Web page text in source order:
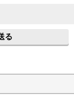
る